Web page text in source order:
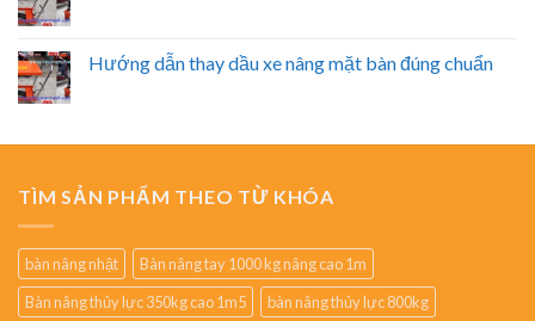
Hướng dẫn thay dầu xe nâng mặt bàn đúng chuẩn
TÌM SẢN PHẨM THEO TỪ KHÓA
bàn nâng nhật
Bàn nâng tay 1000 kg nâng cao 1m
Bàn nâng thủy lực 350kg cao 1m5
bàn nâng thủy lực 800kg